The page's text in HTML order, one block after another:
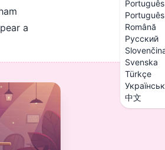
Română
Русский
Svenska
Türkçe
中文
a